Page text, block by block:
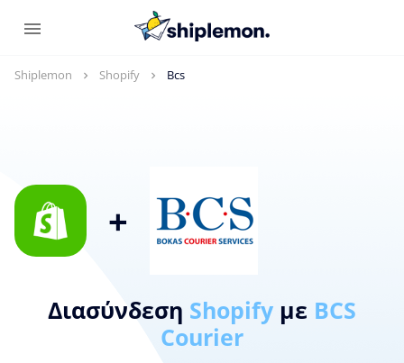
Shiplemon Shopify Bcs
+
Διασύνδεση Shopify με BCS
Courier